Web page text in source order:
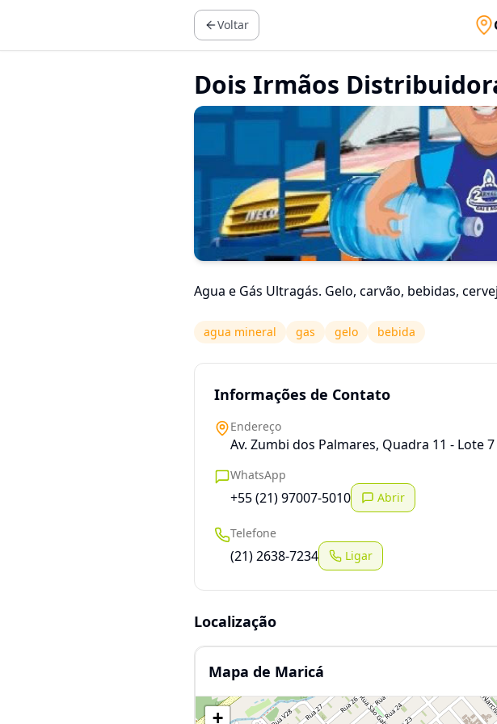
Voltar
Dois Irmãos
Agua e Gás Ultragás. Gelo, carvão, bebidas,
agua mineral gas gelo bebida
Informações de Contato
Endereço
Av. Zumbi dos Palmares, Quadra 11 - Lote
WhatsApp
+55 (21) 97007-5010 Abrir
Telefone
(21) 2638-7234 Ligar
Localização
Mapa de Maricá
+